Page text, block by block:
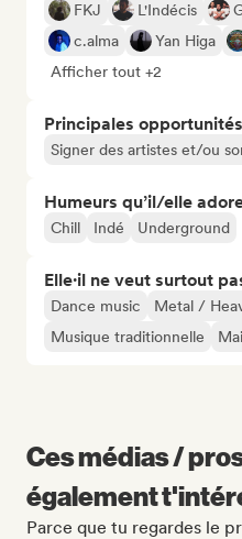
FKJ L'Indécis
c.alma
Yan Higa
Afficher tout +2
Principales opportunités
Signer des artistes et/ou
Humeurs qu’il/elle
Chill Indé Underground
Elle·il ne veut surtout
Dance music
Metal /
Musique traditionnelle
Ces médias /
également
Parce que tu regardes le